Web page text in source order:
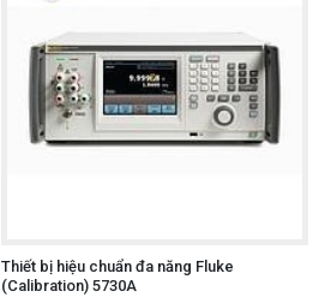
Thiết bị hiệu chuẩn đa năng Fluke
(Calibration) 5730A